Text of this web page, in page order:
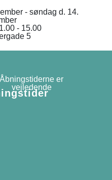
- søndag d. 14.
- 15.00
5
Åbningstiderne er
vejledende